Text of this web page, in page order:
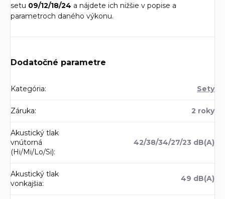
setu 09/12/18/24 a nájdete ich nižšie v popise a
parametroch daného výkonu.
Dodatočné parametre
Kategória: Sety
Záruka: 2 roky
Akustický tlak
vnútorná
(Hi/Mi/Lo/Si):
42/38/34/27/23 dB(A)
Akustický tlak
vonkajšia:
49 dB(A)